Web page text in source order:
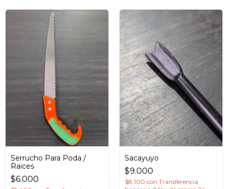
Serrucho Para Poda /
Raices
$6.000
Sacayuyo
$9.000
$8.100 con Transferencia